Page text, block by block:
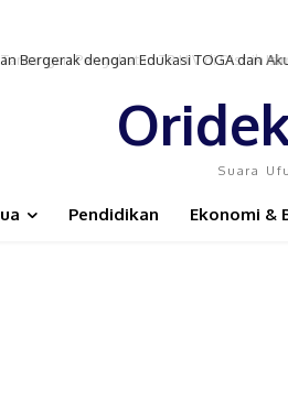
Pengobatan TB-HIV di Distrik Isim
Suara
Pendidikan Ekonomi &